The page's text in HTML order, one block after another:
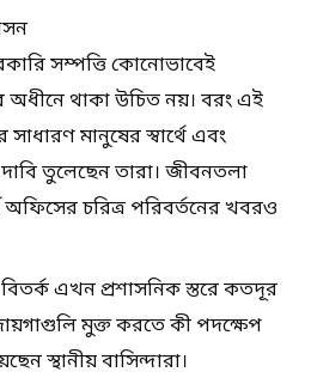
সম্পত্তি কোনোভাবেই
থাকা উচিত নয়। বরং এই
মানুষের স্বার্থে এবং
তুলেছেন তারা। জীবনতলা
অফিসের চরিত্র পরিবর্তনের খবরও
এখন প্রশাসনিক স্তরে কতদূর
মুক্ত করতে কী পদক্ষেপ
স্থানীয় বাসিন্দারা।